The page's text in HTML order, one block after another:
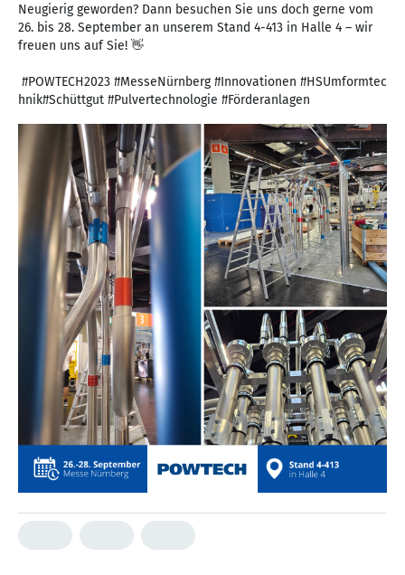
Neugierig geworden? Dann besuchen Sie uns doch gerne vom
26. bis 28. September an unserem Stand 4-413 in Halle 4 – wir
freuen uns auf Sie! 👋
#POWTECH2023 #MesseNürnberg #Innovationen #HSUmformtec
hnik#Schüttgut #Pulvertechnologie #Förderanlagen